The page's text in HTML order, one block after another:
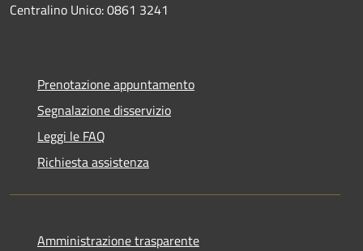
Centralino Unico: 0861 3241
Prenotazione appuntamento
Segnalazione disservizio
Leggi le FAQ
Richiesta assistenza
Amministrazione trasparente